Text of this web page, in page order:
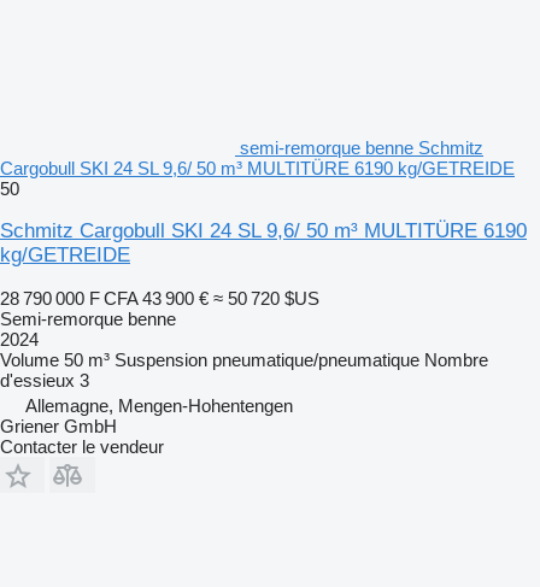
semi-remorque benne Schmitz
Cargobull SKI 24 SL 9,6/ 50 m³ MULTITÜRE 6190 kg/GETREIDE
50
Schmitz Cargobull SKI 24 SL 9,6/ 50 m³ MULTITÜRE 6190
kg/GETREIDE
28 790 000 F CFA 43 900 € ≈ 50 720 $US
Semi-remorque benne
2024
Volume 50 m³ Suspension pneumatique/pneumatique Nombre
d'essieux 3
Allemagne, Mengen-Hohentengen
Griener GmbH
Contacter le vendeur